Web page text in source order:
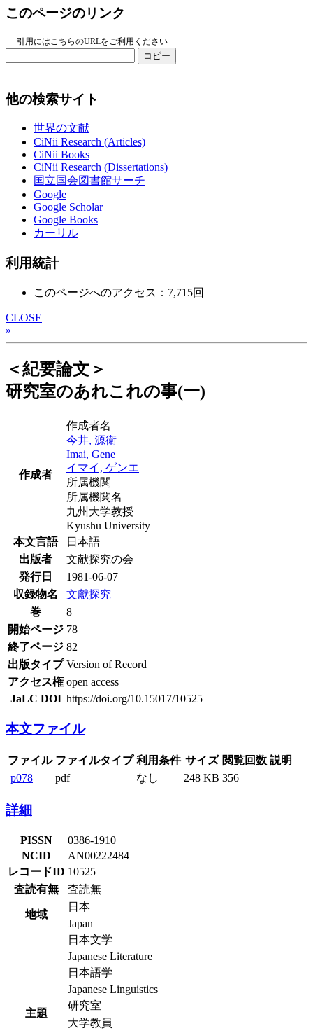
このページのリンク
引用にはこちらのURLをご利用ください
コピー
他の検索サイト
世界の文献
CiNii Research (Articles)
CiNii Books
CiNii Research (Dissertations)
国立国会図書館サーチ
Google
Google Scholar
Google Books
カーリル
利用統計
このページへのアクセス：7,715回
CLOSE
»
＜紀要論文＞
研究室のあれこれの事(一)
作成者
作成者名
今井, 源衛
Imai, Gene
イマイ, ゲンエ
所属機関
所属機関名
九州大学教授
Kyushu University
本文言語
日本語
出版者
文献探究の会
発行日
1981-06-07
収録物名
文獻探究
巻
8
開始ページ 78
終了ページ 82
出版タイプ Version of Record
アクセス権 open access
JaLC DOI https://doi.org/10.15017/10525
本文ファイル
ファイル ファイルタイプ 利用条件 サイズ 閲覧回数 説明
p078
pdf なし 248 KB 356
詳細
PISSN
0386-1910
NCID
AN00222484
レコードID 10525
査読有無
査読無
地域
日本
Japan
主題
日本文学
Japanese Literature
日本語学
Japanese Linguistics
研究室
大学教員